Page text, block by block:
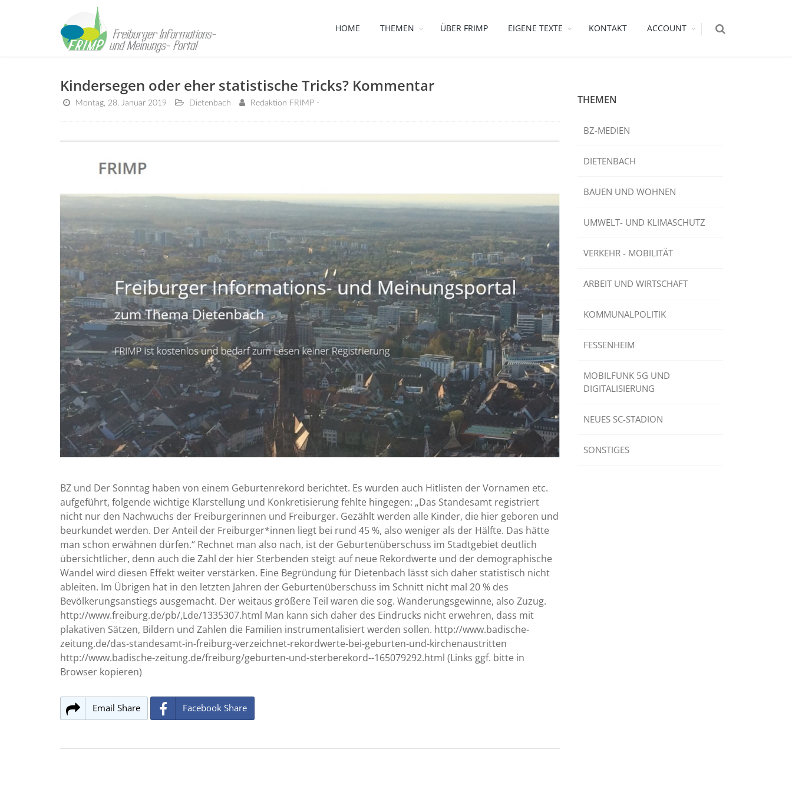
HOME THEMEN ÜBER FRIMP EIGENE TEXTE KONTAKT ACCOUNT
Kindersegen oder eher statistische Tricks? Kommentar
Montag, 28. Januar 2019 Dietenbach Redaktion FRIMP -
BZ und Der Sonntag haben von einem Geburtenrekord berichtet. Es wurden auch Hitlisten der Vornamen etc.
aufgeführt, folgende wichtige Klarstellung und Konkretisierung fehlte hingegen: „Das Standesamt registriert
nicht nur den Nachwuchs der Freiburgerinnen und Freiburger. Gezählt werden alle Kinder, die hier geboren und
beurkundet werden. Der Anteil der Freiburger*innen liegt bei rund 45 %, also weniger als der Hälfte. Das hätte
man schon erwähnen dürfen.“ Rechnet man also nach, ist der Geburtenüberschuss im Stadtgebiet deutlich
übersichtlicher, denn auch die Zahl der hier Sterbenden steigt auf neue Rekordwerte und der demographische
Wandel wird diesen Effekt weiter verstärken. Eine Begründung für Dietenbach lässt sich daher statistisch nicht
ableiten. Im Übrigen hat in den letzten Jahren der Geburtenüberschuss im Schnitt nicht mal 20 % des
Bevölkerungsanstiegs ausgemacht. Der weitaus größere Teil waren die sog. Wanderungsgewinne, also Zuzug.
http://www.freiburg.de/pb/,Lde/1335307.html Man kann sich daher des Eindrucks nicht erwehren, dass mit
plakativen Sätzen, Bildern und Zahlen die Familien instrumentalisiert werden sollen. http://www.badische-
zeitung.de/das-standesamt-in-freiburg-verzeichnet-rekordwerte-bei-geburten-und-kirchenaustritten
http://www.badische-zeitung.de/freiburg/geburten-und-sterberekord--165079292.html (Links ggf. bitte in
Browser kopieren)
Email Share Facebook Share
THEMEN
BZ-MEDIEN
DIETENBACH
BAUEN UND WOHNEN
UMWELT- UND KLIMASCHUTZ
VERKEHR - MOBILITÄT
ARBEIT UND WIRTSCHAFT
KOMMUNALPOLITIK
FESSENHEIM
MOBILFUNK 5G UND
DIGITALISIERUNG
NEUES SC-STADION
SONSTIGES